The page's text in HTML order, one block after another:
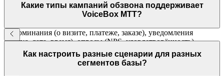
Какие типы кампаний обзвона поддерживает
VoiceBox МТТ?
Напоминания (о визите, платеже, заказе), уведомления
(статус, дата, время), опросы (NPS, удовлетворённость),
реактивация базы (лиды, клиенты), взыскание
задолженностей, рекрутинг. Любой сценарий под вашу задачу.
Как настроить разные сценарии для разных
сегментов базы?